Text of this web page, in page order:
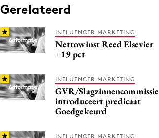
Gerelateerd
INFLUENCER MARKETING
Nettowinst Reed Elsevier
+19 pct
INFLUENCER MARKETING
GVR/Slagzinnencommissie
introduceert predicaat
Goedgekeurd
INFLUENCER MARKETING